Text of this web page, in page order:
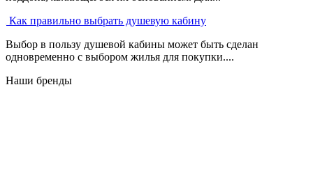
Как правильно выбрать душевую кабину
Выбор в пользу душевой кабины может быть сделан
одновременно с выбором жилья для покупки....
Наши бренды